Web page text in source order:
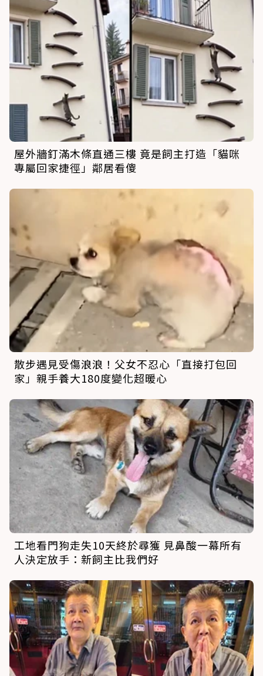
屋外牆釘滿木條直通三樓 竟是飼主打造「貓咪
專屬回家捷徑」鄰居看傻
散步遇見受傷浪浪！父女不忍心「直接打包回
家」親手養大180度變化超暖心
工地看門狗走失10天終於尋獲 見鼻酸一幕所有
人決定放手：新飼主比我們好